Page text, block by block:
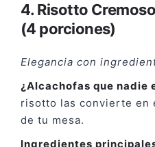
4. Risotto
(4 porciones)
Elegancia con
¿Alcachofas que nadie
risotto las convierte en
de tu mesa.
Ingredientes